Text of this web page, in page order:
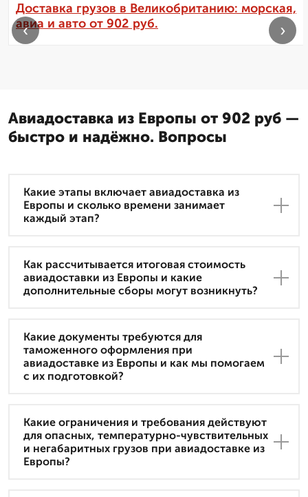
Доставка грузов в Великобританию: морская,
авиа и авто от 902 руб.
‹ ›
Авиадоставка из Европы от 902 руб —
быстро и надёжно. Вопросы
Какие этапы включает авиадоставка из
Европы и сколько времени занимает
каждый этап?
Как рассчитывается итоговая стоимость
авиадоставки из Европы и какие
дополнительные сборы могут возникнуть?
Какие документы требуются для
таможенного оформления при
авиадоставке из Европы и как мы помогаем
с их подготовкой?
Какие ограничения и требования действуют
для опасных, температурно-чувствительных
и негабаритных грузов при авиадоставке из
Европы?